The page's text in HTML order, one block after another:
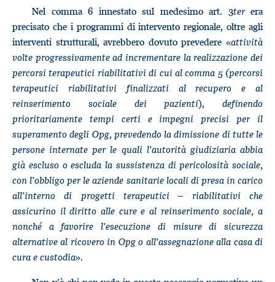
Nel comma 6 innestato sul medesimo art. 3terera
precisato che i programmi di intervento regionale, oltre agli
interventi strutturali, avrebbero dovuto prevedere «attività
volte progressivamente ad incrementare la realizzazione dei
percorsi terapeutici riabilitativi di cui al comma 5 (percorsi
terapeutici riabilitativi finalizzati al recupero e al
reinserimento sociale dei pazienti), definendo
prioritariamente tempi certi e impegni precisi per il
superamento degli Opg, prevedendo la dimissione di tutte le
persone internate per le quali l’autorità giudiziaria abbia
già escluso o escluda la sussistenza di pericolosità sociale,
con l’obbligo per le aziende sanitarie locali di presa in carico
all’interno di progetti terapeutici – riabilitativi che
assicurino il diritto alle cure e al reinserimento sociale, a
nonché a favorire l’esecuzione di misure di sicurezza
alternative al ricovero in Opg o all’assegnazione alla casa di
cura e custodia».